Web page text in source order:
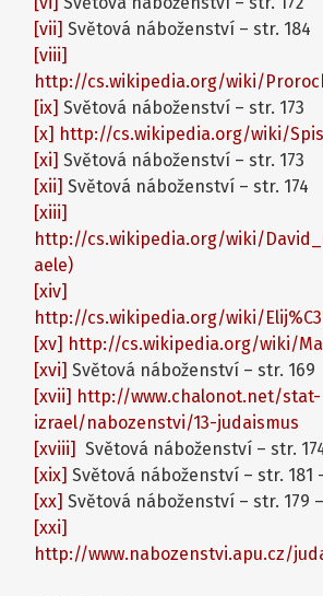
[vii] Světová náboženství – str. 184
[viii]
http://cs.wikipedia.org/wiki/
[ix] Světová náboženství – str. 173
[x] http://cs.wikipedia.org/wiki/
[xi] Světová náboženství – str. 173
[xii] Světová náboženství – str. 174
[xiii]
http://cs.wikipedia.org/wiki/
aele)
[xiv]
http://cs.wikipedia.org/wiki/
[xv] http://cs.wikipedia.org/wiki/
[xvi] Světová náboženství – str. 169
[xvii] http://www.chalonot.net/stat-
izrael/nabozenstvi/13-judaismus
[xviii] Světová náboženství – str.
[xix] Světová náboženství – str. 181
[xx] Světová náboženství – str. 179
[xxi]
http://www.nabozenstvi.apu.cz/